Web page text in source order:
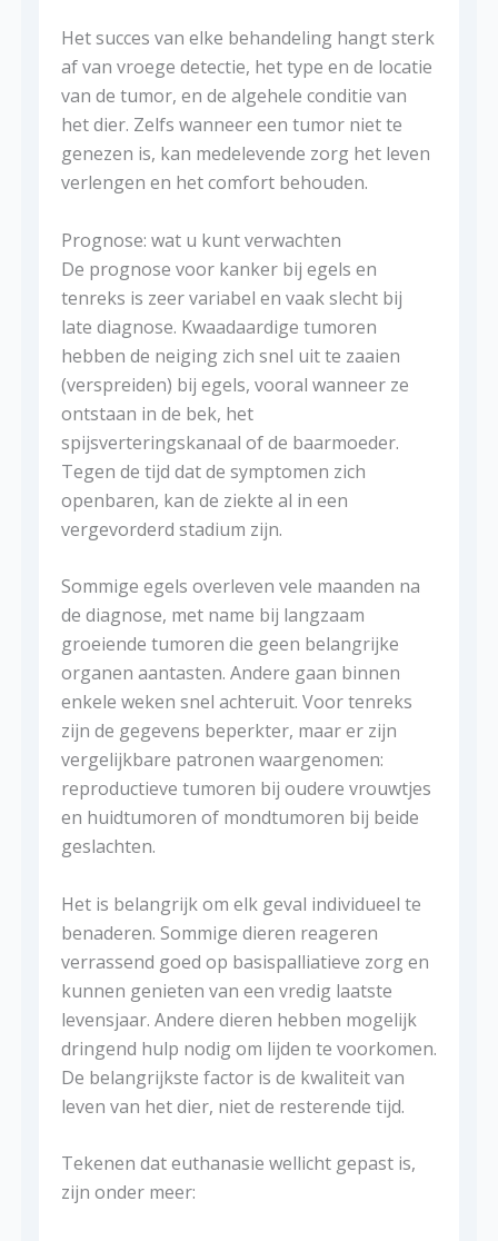
Het succes van elke behandeling hangt sterk
af van vroege detectie, het type en de locatie
van de tumor, en de algehele conditie van
het dier. Zelfs wanneer een tumor niet te
genezen is, kan medelevende zorg het leven
verlengen en het comfort behouden.
Prognose: wat u kunt verwachten
De prognose voor kanker bij egels en
tenreks is zeer variabel en vaak slecht bij
late diagnose. Kwaadaardige tumoren
hebben de neiging zich snel uit te zaaien
(verspreiden) bij egels, vooral wanneer ze
ontstaan ​​in de bek, het
spijsverteringskanaal of de baarmoeder.
Tegen de tijd dat de symptomen zich
openbaren, kan de ziekte al in een
vergevorderd stadium zijn.
Sommige egels overleven vele maanden na
de diagnose, met name bij langzaam
groeiende tumoren die geen belangrijke
organen aantasten. Andere gaan binnen
enkele weken snel achteruit. Voor tenreks
zijn de gegevens beperkter, maar er zijn
vergelijkbare patronen waargenomen:
reproductieve tumoren bij oudere vrouwtjes
en huidtumoren of mondtumoren bij beide
geslachten.
Het is belangrijk om elk geval individueel te
benaderen. Sommige dieren reageren
verrassend goed op basispalliatieve zorg en
kunnen genieten van een vredig laatste
levensjaar. Andere dieren hebben mogelijk
dringend hulp nodig om lijden te voorkomen.
De belangrijkste factor is de kwaliteit van
leven van het dier, niet de resterende tijd.
Tekenen dat euthanasie wellicht gepast is,
zijn onder meer: